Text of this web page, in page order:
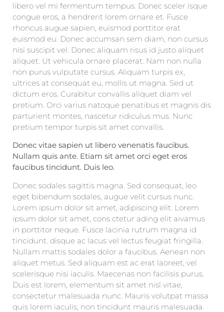
libero vel mi fermentum tempus. Donec sceler isque
congue eros, a hendrerit lorem ornare et. Fusce
rhoncus augue sapien, euismod porttitor erat
euismod eu. Donec accumsan sem diam, non cursus
nisi suscipit vel. Donec aliquam risus id justo aliquet
aliquet. Ut vehicula ornare placerat. Nam non nulla
non purus vulputate cursus. Aliquam turpis ex,
ultrices at consequat eu, mollis ut magna. Sed ut
dictum eros. Curabitur convallis aliquet diam vel
pretium. Orci varius natoque penatibus et magnis dis
parturient montes, nascetur ridiculus mus. Nunc
pretium tempor turpis sit amet convallis.
Donec vitae sapien ut libero venenatis faucibus.
Nullam quis ante. Etiam sit amet orci eget eros
faucibus tincidunt. Duis leo.
Donec sodales sagittis magna. Sed consequat, leo
eget bibendum sodales, augue velit cursus nunc.
Lorem ipsum dolor sit amet, adipiscing elit. Lorem
ipsum dolor sit amet, cons ctetur ading elit aivamus
in porttitor neque. Fusce lacinia rutrum magna id
tincidunt. disque ac lacus vel lectus feugiat fringilla.
Nullam mattis sodales dolor a faucibus. Aenean non
aliquet metus. Sed aliquam est ac erat laoreet, vel
scelerisque nisi iaculis. Maecenas non facilisis purus.
Duis est lorem, elementum sit amet nisl vitae,
consectetur malesuada nunc. Mauris volutpat massa
quis lorem iaculis, non tincidunt mauris malesuada.